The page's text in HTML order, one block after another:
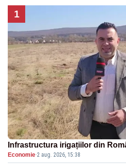
1
Infrastructura irigațiilor din
Economie·2 aug. 2026, 15:38